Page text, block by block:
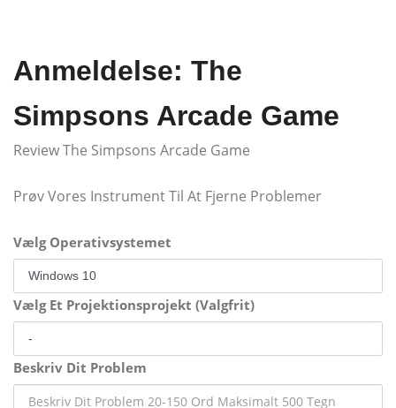
Anmeldelse: The
Simpsons Arcade Game
Review The Simpsons Arcade Game
Prøv Vores Instrument Til At Fjerne Problemer
Vælg Operativsystemet
Vælg Et Projektionsprojekt (Valgfrit)
Beskriv Dit Problem